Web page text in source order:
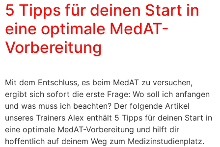
5 Tipps für deinen Start in
eine optimale MedAT-
Vorbereitung
Mit dem Entschluss, es beim MedAT zu versuchen,
ergibt sich sofort die erste Frage: Wo soll ich anfangen
und was muss ich beachten? Der folgende Artikel
unseres Trainers Alex enthält 5 Tipps für deinen Start in
eine optimale MedAT-Vorbereitung und hilft dir
hoffentlich auf deinem Weg zum Medizinstudienplatz.